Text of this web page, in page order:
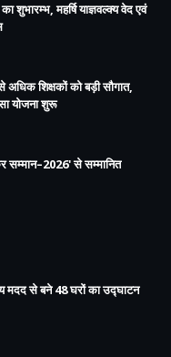
शुभारम्भ, महर्षि याज्ञवल्क्य वेद एवं
अधिक शिक्षकों को बड़ी सौगात,
योजना शुरू
सम्मान–2026' से सम्मानित
मदद से बने 48 घरों का उद्घाटन